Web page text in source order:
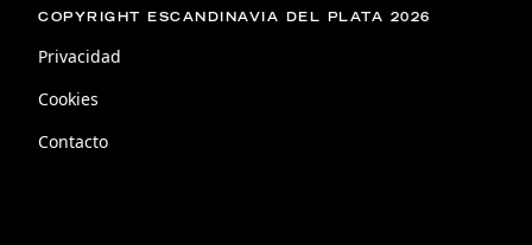
COPYRIGHT ESCANDINAVIA DEL PLATA 2026
Privacidad
Cookies
Contacto